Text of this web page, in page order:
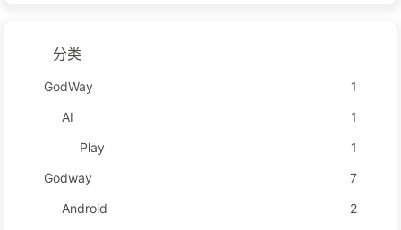
分类
GodWay
1
AI
1
Play
1
Godway
7
Android
2